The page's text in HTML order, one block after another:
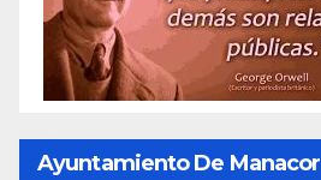
Ayuntamiento De Manacor